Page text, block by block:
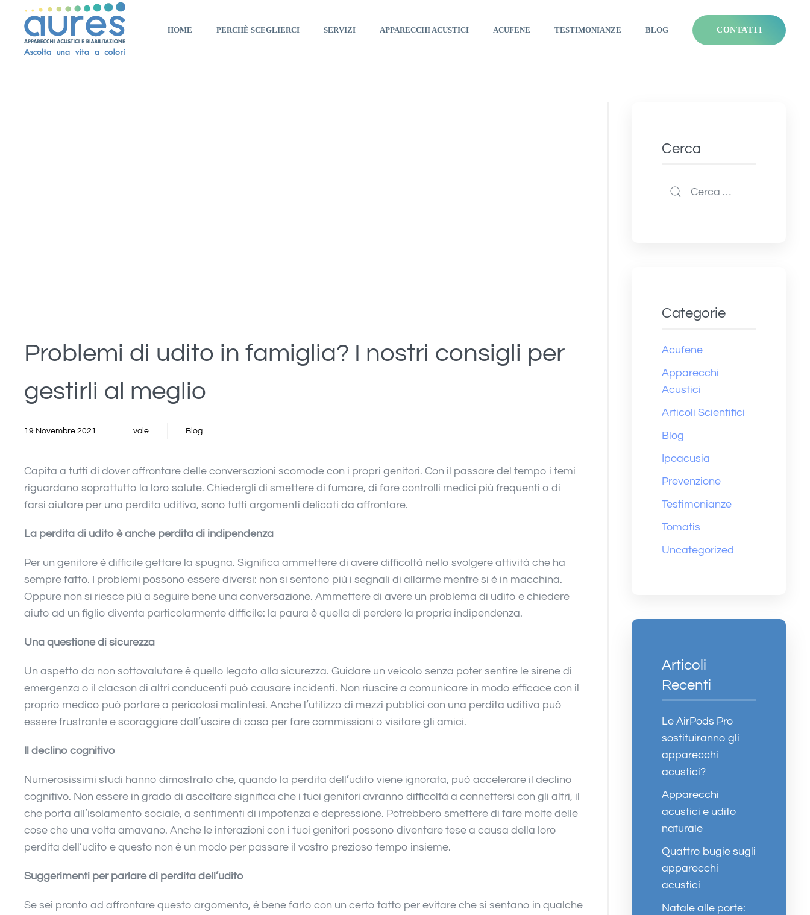
HOME PERCHÈ SCEGLIERCI SERVIZI APPARECCHI ACUSTICI ACUFENE TESTIMONIANZE BLOG CONTATTI
Problemi di udito in famiglia? I nostri consigli per
gestirli al meglio
19 Novembre 2021 vale Blog
Capita a tutti di dover affrontare delle conversazioni scomode con i propri genitori. Con il passare del tempo i temi
riguardano soprattutto la loro salute. Chiedergli di smettere di fumare, di fare controlli medici più frequenti o di
farsi aiutare per una perdita uditiva, sono tutti argomenti delicati da affrontare.
La perdita di udito è anche perdita di indipendenza
Per un genitore è difficile gettare la spugna. Significa ammettere di avere difficoltà nello svolgere attività che ha
sempre fatto. I problemi possono essere diversi: non si sentono più i segnali di allarme mentre si è in macchina.
Oppure non si riesce più a seguire bene una conversazione. Ammettere di avere un problema di udito e chiedere
aiuto ad un figlio diventa particolarmente difficile: la paura è quella di perdere la propria indipendenza.
Una questione di sicurezza
Un aspetto da non sottovalutare è quello legato alla sicurezza. Guidare un veicolo senza poter sentire le sirene di
emergenza o il clacson di altri conducenti può causare incidenti. Non riuscire a comunicare in modo efficace con il
proprio medico può portare a pericolosi malintesi. Anche l’utilizzo di mezzi pubblici con una perdita uditiva può
essere frustrante e scoraggiare dall’uscire di casa per fare commissioni o visitare gli amici.
Il declino cognitivo
Numerosissimi studi hanno dimostrato che, quando la perdita dell’udito viene ignorata, può accelerare il declino
cognitivo. Non essere in grado di ascoltare significa che i tuoi genitori avranno difficoltà a connettersi con gli altri, il
che porta all’isolamento sociale, a sentimenti di impotenza e depressione. Potrebbero smettere di fare molte delle
cose che una volta amavano. Anche le interazioni con i tuoi genitori possono diventare tese a causa della loro
perdita dell’udito e questo non è un modo per passare il vostro prezioso tempo insieme.
Suggerimenti per parlare di perdita dell’udito
Se sei pronto ad affrontare questo argomento, è bene farlo con un certo tatto per evitare che si sentano in qualche
Cerca
Categorie
Acufene
Apparecchi
Acustici
Articoli Scientifici
Blog
Ipoacusia
Prevenzione
Testimonianze
Tomatis
Uncategorized
Articoli
Recenti
Le AirPods Pro
sostituiranno gli
apparecchi
acustici?
Apparecchi
acustici e udito
naturale
Quattro bugie sugli
apparecchi
acustici
Natale alle porte: